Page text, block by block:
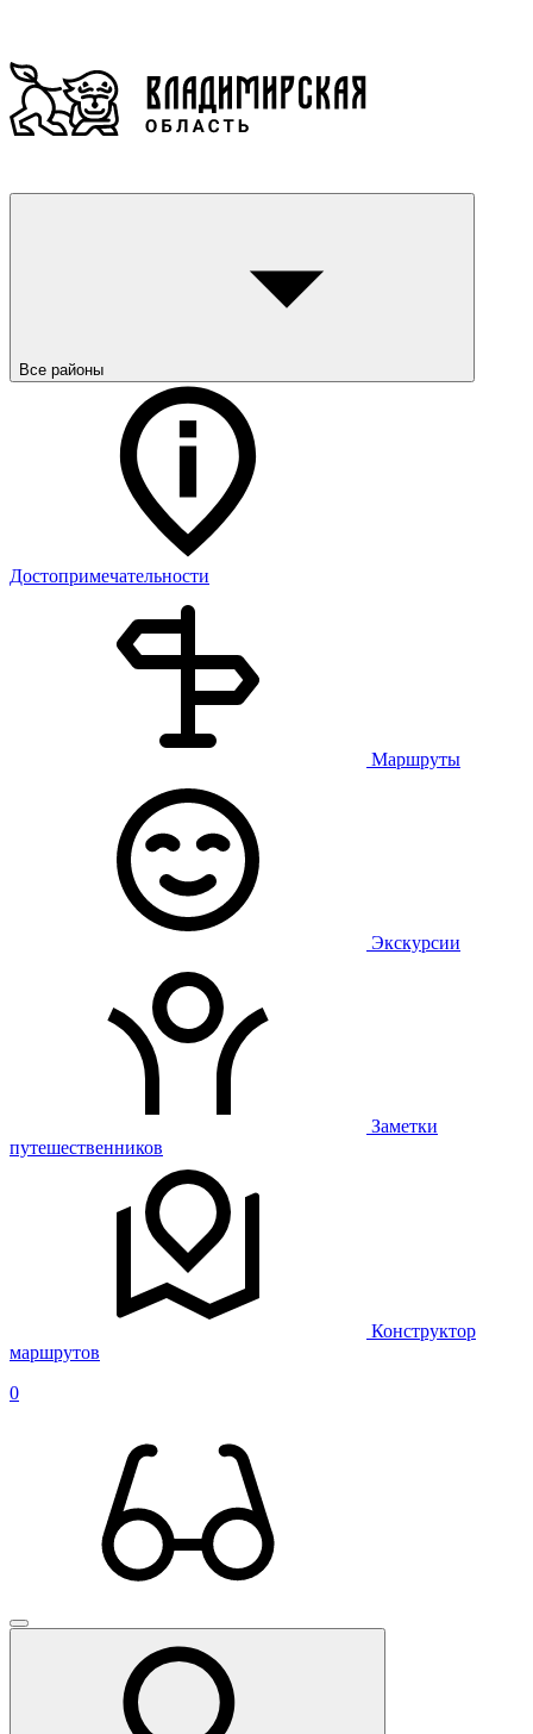
Все районы
Достопримечательности
Маршруты
Экскурсии
Заметки
путешественников
Конструктор
маршрутов
0